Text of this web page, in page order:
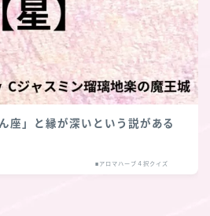
座」と縁が深いという説がある
■アロマハーブ４択クイズ